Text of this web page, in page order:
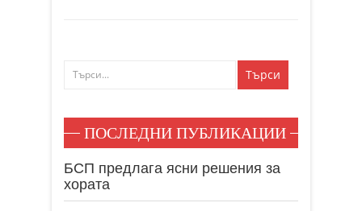
ПОСЛЕДНИ ПУБЛИКАЦИИ
БСП предлага ясни решения за
хората